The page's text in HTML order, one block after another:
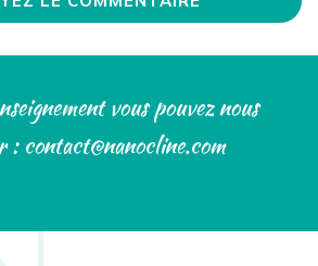
vous pouvez nous
: contact@nanocline.com